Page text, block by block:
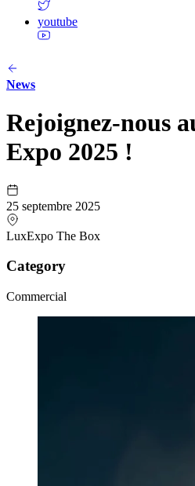
youtube
News
Rejoignez-nous
Expo 2025 !
25 septembre 2025
LuxExpo The Box
Category
Commercial